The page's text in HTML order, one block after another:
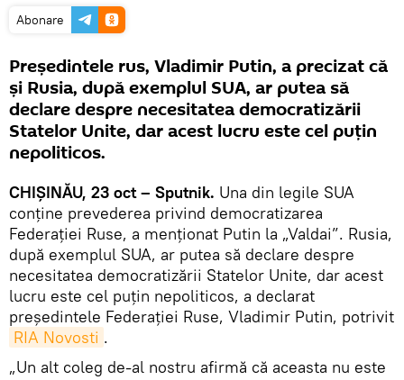
Abonare
Președintele rus, Vladimir Putin, a precizat că
şi Rusia, după exemplul SUA, ar putea să
declare despre necesitatea democratizării
Statelor Unite, dar acest lucru este cel puțin
nepoliticos.
CHIŞINĂU, 23 oct – Sputnik. Una din legile SUA
conţine prevederea privind democratizarea
Federației Ruse, a menţionat Putin la „Valdai”. Rusia,
după exemplul SUA, ar putea să declare despre
necesitatea democratizării Statelor Unite, dar acest
lucru este cel puțin nepoliticos, a declarat
președintele Federației Ruse, Vladimir Putin, potrivit
RIA Novosti .
„Un alt coleg de-al nostru afirmă că aceasta nu este